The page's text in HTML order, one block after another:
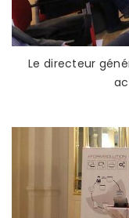
Le directeur